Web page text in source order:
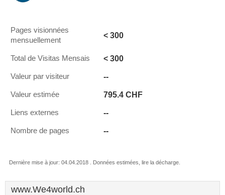
Pages visionnées
mensuellement
< 300
Total de Visitas Mensais < 300
Valeur par visiteur --
Valeur estimée 795.4 CHF
Liens externes --
Nombre de pages --
Dernière mise à jour: 04.04.2018 . Données estimées, lire la décharge.
www.We4world.ch